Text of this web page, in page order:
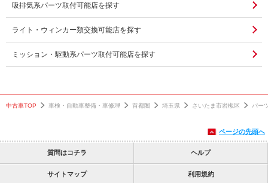
吸排気系パーツ取付可能店を探す
ライト・ウィンカー類交換可能店を探す
ミッション・駆動系パーツ取付可能店を探す
中古車TOP 車検・自動車整備・車修理 首都圏 埼玉県 さいたま市岩槻区 パー
ページの先頭へ
質問はコチラ ヘルプ
サイトマップ 利用規約